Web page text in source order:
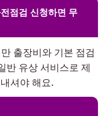
점검 신청하면 무
출장비와 기본 점검
반 유상 서비스로 제
셔야 해요.